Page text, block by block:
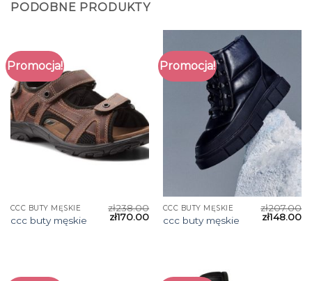
PODOBNE PRODUKTY
Promocja!
CCC BUTY MĘSKIE
ccc buty męskie
zł238.00
zł170.00
Promocja!
CCC BUTY MĘSKIE
ccc buty męskie
zł207.00
zł148.00